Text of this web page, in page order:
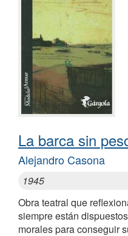
La barca sin
Alejandro Casona
1945
Obra teatral que
siempre están
morales para conseguir